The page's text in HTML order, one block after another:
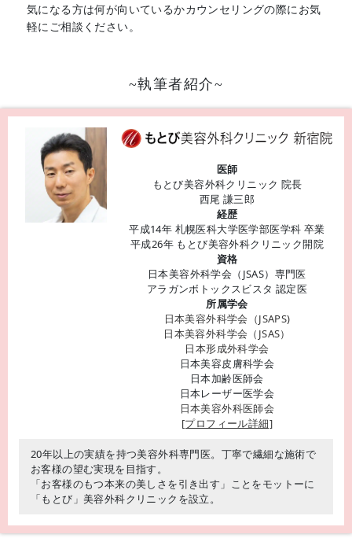
気になる方は何が向いているかカウンセリングの際にお気
軽にご相談ください。
~執筆者紹介~
医師
もとび美容外科クリニック 院長
西尾 謙三郎
経歴
平成14年 札幌医科大学医学部医学科 卒業
平成26年 もとび美容外科クリニック開院
資格
日本美容外科学会（JSAS）専門医
アラガンボトックスビスタ 認定医
所属学会
日本美容外科学会（JSAPS)
日本美容外科学会（JSAS）
日本形成外科学会
日本美容皮膚科学会
日本加齢医師会
日本レーザー医学会
日本美容外科医師会
[プロフィール詳細]
20年以上の実績を持つ美容外科専門医。丁寧で繊細な施術で
お客様の望む実現を目指す。
「お客様のもつ本来の美しさを引き出す」ことをモットーに
「もとび」美容外科クリニックを設立。